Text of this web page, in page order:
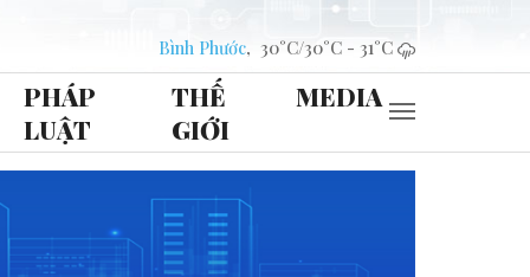
Bình Phước, 30°C/30°C - 31°C
PHÁP
LUẬT
THẾ
GIỚI
MEDIA